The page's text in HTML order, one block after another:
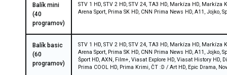
Balík mini
(40
programov)
STV 1 HD, STV 2 HD, STV 24, TA3 HD, Markíza HD, Markíza
Arena Sport, Prima SK HD, CNN Prima News HD, A11, Jojko,
Balík basic
(60
programov)
STV 1 HD, STV 2 HD, STV 24, TA3 HD, Markíza HD, Markíza
Arena Sport, Prima SK HD, CNN Prima News HD, A11, Jojko,
Šport HD, AXN, Film+, Viasat Explore HD, Viasat History HD,
Prima COOL HD, Prima Krimi, ČT :D / Art HD, Epic Drama,